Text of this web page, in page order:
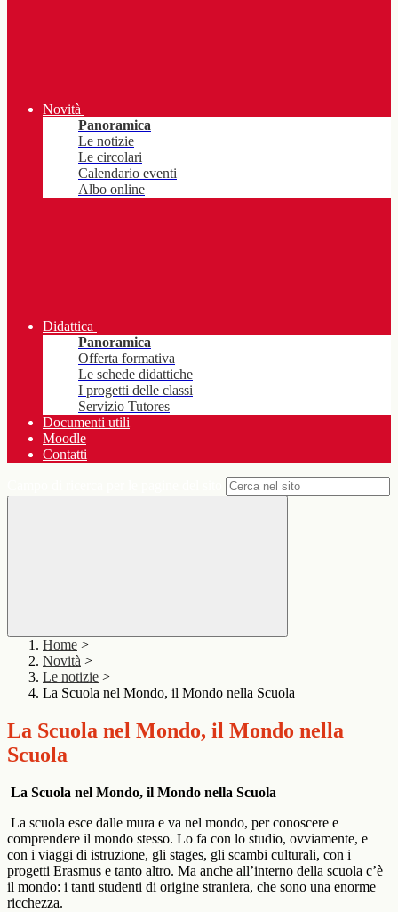
Novità
Panoramica
Le notizie
Le circolari
Calendario eventi
Albo online
Didattica
Panoramica
Offerta formativa
Le schede didattiche
I progetti delle classi
Servizio Tutores
Documenti utili
Moodle
Contatti
Home >
Novità >
Le notizie >
La Scuola nel Mondo, il Mondo nella Scuola
La Scuola nel Mondo, il Mondo nella
Scuola
La Scuola nel Mondo, il Mondo nella Scuola
La scuola esce dalle mura e va nel mondo, per conoscere e
comprendere il mondo stesso. Lo fa con lo studio, ovviamente, e
con i viaggi di istruzione, gli stages, gli scambi culturali, con i
progetti Erasmus e tanto altro. Ma anche all’interno della scuola c’è
il mondo: i tanti studenti di origine straniera, che sono una enorme
ricchezza.